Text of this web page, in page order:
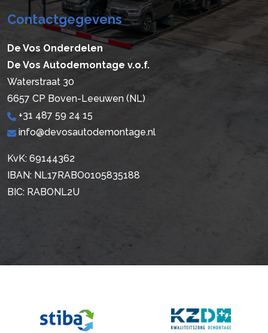
Contactgegevens
De Vos Onderdelen
De Vos Autodemontage v.o.f.
Waterstraat 30
6657 CP Boven-Leeuwen (NL)
+31 487 59 24 15
info@devosautodemontage.nl
KvK: 69144362
IBAN: NL17RABO0105835188
BIC: RABONL2U